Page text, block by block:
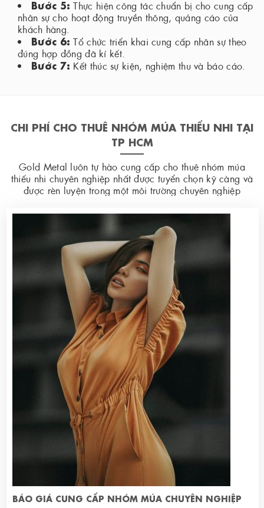
Bước 5: Thực hiện công tác chuẩn bị cho cung cấp
nhân sự cho hoạt động truyền thông, quảng cáo của
khách hàng.
Bước 6: Tổ chức triển khai cung cấp nhân sự theo
đúng hợp đồng đã kí kết.
Bước 7: Kết thúc sự kiện, nghiệm thu và báo cáo.
CHI PHÍ CHO THUÊ NHÓM MÚA THIẾU NHI TẠI
TP HCM
Gold Metal luôn tự hào cung cấp cho thuê nhóm múa
thiếu nhi chuyên nghiệp nhất được tuyển chọn kỹ càng và
được rèn luyện trong một môi trường chuyên nghiệp
BÁO GIÁ CUNG CẤP NHÓM MÚA CHUYÊN NGHIỆP